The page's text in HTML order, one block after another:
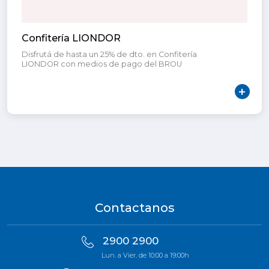
Confitería LIONDOR
Disfrutá de hasta un 25% de dto. en Confitería
LIONDOR con medios de pago del BROU
Contactanos
2900 2900
Lun. a Vier. de 10:00 a 19:00h